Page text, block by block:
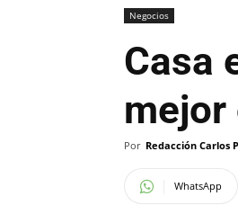
Negocios
Casa
mejor
Por Redacción Carlos
WhatsApp